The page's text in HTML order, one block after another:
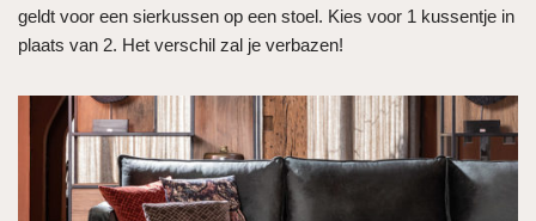
geldt voor een sierkussen op een stoel. Kies voor 1 kussentje in
plaats van 2. Het verschil zal je verbazen!